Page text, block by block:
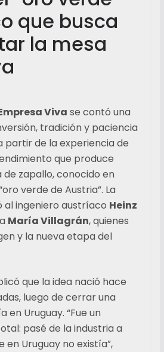
que busca
la mesa
Viva se contó una
tradición y paciencia
partir de la experiencia de
que produce
zapallo, conocido en
verde de Austria”. La
al ingeniero austríaco Heinz
María Villagrán, quienes
y la nueva etapa del
que la idea nació hace
luego de cerrar una
en Uruguay. “Fue un
pasé de la industria a
en Uruguay no existía”,